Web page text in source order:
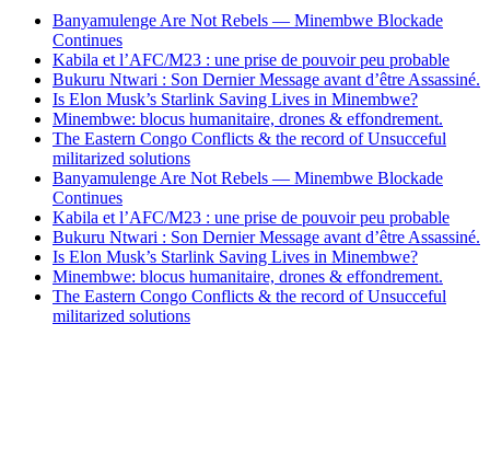
Banyamulenge Are Not Rebels — Minembwe Blockade
Continues
Kabila et l’AFC/M23 : une prise de pouvoir peu probable
Bukuru Ntwari : Son Dernier Message avant d’être Assassiné.
Is Elon Musk’s Starlink Saving Lives in Minembwe?
Minembwe: blocus humanitaire, drones & effondrement.
The Eastern Congo Conflicts & the record of Unsucceful
militarized solutions
Banyamulenge Are Not Rebels — Minembwe Blockade
Continues
Kabila et l’AFC/M23 : une prise de pouvoir peu probable
Bukuru Ntwari : Son Dernier Message avant d’être Assassiné.
Is Elon Musk’s Starlink Saving Lives in Minembwe?
Minembwe: blocus humanitaire, drones & effondrement.
The Eastern Congo Conflicts & the record of Unsucceful
militarized solutions